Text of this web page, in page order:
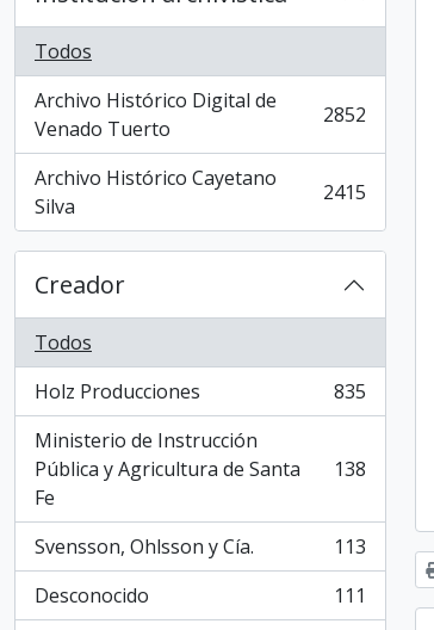
Todos
Archivo Histórico Digital de
Venado Tuerto
, 2852 resultados 2852
Archivo Histórico Cayetano
Silva
, 2415 resultados 2415
Creador
Todos
Holz Producciones
, 835 resultados
835
Ministerio de Instrucción
Pública y Agricultura de Santa
Fe
, 138 resultados 138
Svensson, Ohlsson y Cía.
, 113 resultados
113
Desconocido
, 111 resultados
111